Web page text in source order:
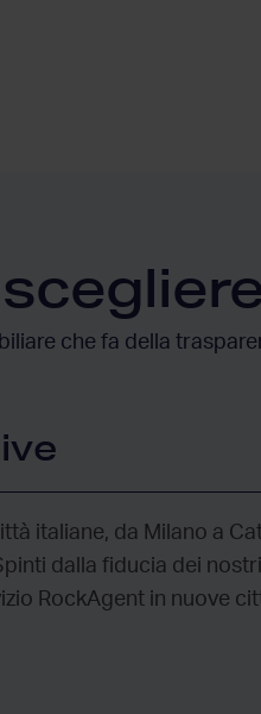
che fa della
italiane, da Milano a
dalla fiducia dei nostri
RockAgent in nuove